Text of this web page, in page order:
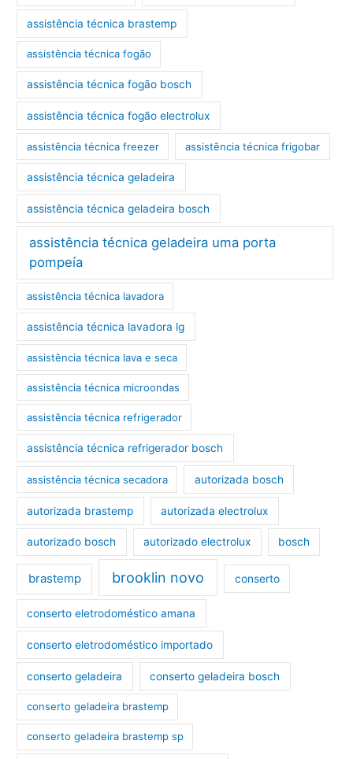
assistência técnica brastemp
assistência técnica fogão
assistência técnica fogão bosch
assistência técnica fogão electrolux
assistência técnica freezer assistência técnica frigobar
assistência técnica geladeira
assistência técnica geladeira bosch
assistência técnica geladeira uma porta
pompeía
assistência técnica lavadora
assistência técnica lavadora lg
assistência técnica lava e seca
assistência técnica microondas
assistência técnica refrigerador
assistência técnica refrigerador bosch
assistência técnica secadora autorizada bosch
autorizada brastemp autorizada electrolux
autorizado bosch autorizado electrolux bosch
brastemp brooklin novo conserto
conserto eletrodoméstico amana
conserto eletrodoméstico importado
conserto geladeira conserto geladeira bosch
conserto geladeira brastemp
conserto geladeira brastemp sp